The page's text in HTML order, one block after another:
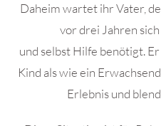
Daheim wartet ihr Vater,
vor drei Jahren
und selbst Hilfe benötigt.
Kind als wie ein
Erlebnis und